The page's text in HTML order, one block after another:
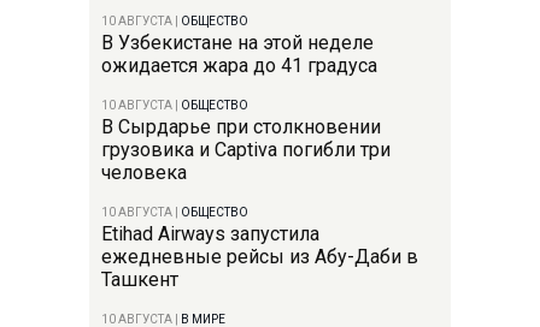
10 АВГУСТА ОБЩЕСТВО
В Узбекистане на этой неделе
ожидается жара до 41 градуса
10 АВГУСТА ОБЩЕСТВО
В Сырдарье при столкновении
грузовика и Captiva погибли три
человека
10 АВГУСТА ОБЩЕСТВО
Etihad Airways запустила
ежедневные рейсы из Абу-Даби в
Ташкент
10 АВГУСТА В МИРЕ